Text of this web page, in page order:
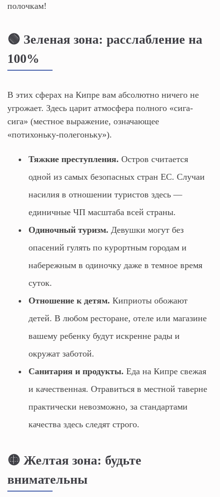
полочкам!
🟢 Зеленая зона: расслабление на
100%
В этих сферах на Кипре вам абсолютно ничего не
угрожает. Здесь царит атмосфера полного «сига-
сига» (местное выражение, означающее
«потихоньку-полегоньку»).
Тяжкие преступления. Остров считается
одной из самых безопасных стран ЕС. Случаи
насилия в отношении туристов здесь —
единичные ЧП масштаба всей страны.
Одиночный туризм. Девушки могут без
опасений гулять по курортным городам и
набережным в одиночку даже в темное время
суток.
Отношение к детям. Киприоты обожают
детей. В любом ресторане, отеле или магазине
вашему ребенку будут искренне рады и
окружат заботой.
Санитария и продукты. Еда на Кипре свежая
и качественная. Отравиться в местной таверне
практически невозможно, за стандартами
качества здесь следят строго.
🟡 Желтая зона: будьте
внимательны